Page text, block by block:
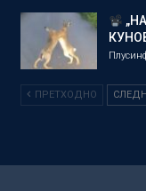
ПРЕТХОДНО